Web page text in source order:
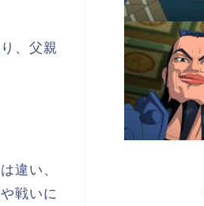
、父親
違い、
戦いに